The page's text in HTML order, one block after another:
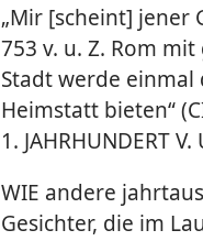
„Mir [scheint] jener
753 v. u. Z. Rom
Stadt werde
Heimstatt bieten“
1. JAHRHUNDERT V.
WIE andere
Gesichter, die im